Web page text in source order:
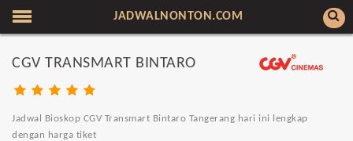
JADWALNONTON.COM
CGV TRANSMART BINTARO
Jadwal Bioskop CGV Transmart Bintaro Tangerang hari ini lengkap
dengan harga tiket